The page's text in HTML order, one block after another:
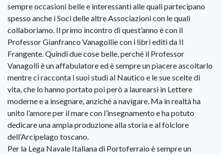
sempre occasioni belle e interessanti alle quali partecipano
spesso anche i Soci delle altre Associazioni con le quali
collaboriamo. Il primo incontro di quest’anno è con il
Professor Gianfranco Vanagollie con i libri editi da Il
Frangente. Quindi due cose belle, perché il Professor
Vanagolli è un affabulatore ed è sempre un piacere ascoltarlo
mentre ci racconta i suoi studi al Nautico e le sue scelte di
vita, che lo hanno portato poi però a laurearsi in Lettere
moderne e a insegnare, anziché a navigare. Ma in realtà ha
unito l’amore per il mare con l’insegnamento e ha potuto
dedicare una ampia produzione alla storia e al folclore
dell’Arcipelago toscano.
Per la Lega Navale Italiana di Portoferraio è sempre un